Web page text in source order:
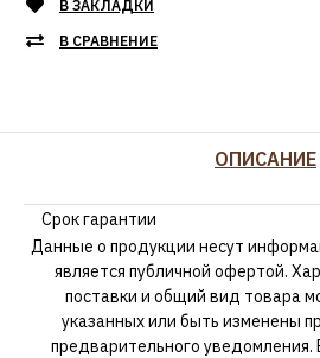
В ЗАКЛАДКИ
В СРАВНЕНИЕ
ОПИСАНИЕ
Срок гарантии
Данные о продукции несут
является публичной офертой.
поставки и общий вид товара
указанных или быть изменены
предварительного уведомления.